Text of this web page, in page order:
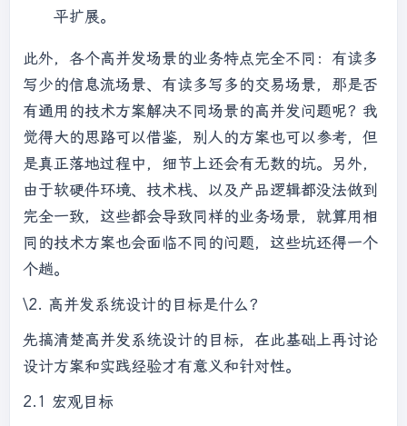
平扩展。
此外，各个高并发场景的业务特点完全不同：有读多
写少的信息流场景、有读多写多的交易场景，那是否
有通用的技术方案解决不同场景的高并发问题呢？我
觉得大的思路可以借鉴，别人的方案也可以参考，但
是真正落地过程中，细节上还会有无数的坑。另外，
由于软硬件环境、技术栈、以及产品逻辑都没法做到
完全一致，这些都会导致同样的业务场景，就算用相
同的技术方案也会面临不同的问题，这些坑还得一个
个趟。
\2. 高并发系统设计的目标是什么？
先搞清楚高并发系统设计的目标，在此基础上再讨论
设计方案和实践经验才有意义和针对性。
2.1 宏观目标